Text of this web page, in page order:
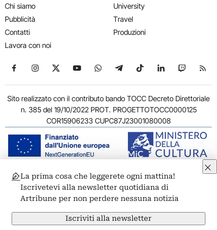
Chi siamo
Pubblicità
Contatti
Lavora con noi
University
Travel
Produzioni
Seguici su Facebook
Seguici su Instagram
Seguici su X
Seguici su YouTube
Seguici su WhatsApp
Seguici su Telegram
Seguici su TikTok
Seguici su
Seguici
Sito realizzato con il contributo bando TOCC Decreto Direttoriale
n. 385 del 19/10/2022 PROT. PROGETTOTOCC0000125
COR15906233 CUPC87J23001080008
© 2011-2026 ARTRIBUNE srl – Corso Vittorio Emanuele II, 287 –
00186 Roma - P.I. 11381581005
Privacy: Responsabile della protezione dei dati personali
ARTRIBUNE srl – Corso Vittorio Emanuele II, 287 – 00186 Roma
Termini e condizioniPrivacy PolicyCookie PolicyCredits
La prima cosa che leggerete ogni mattina!
Iscrivetevi alla newsletter quotidiana di
Artribune per non perdere nessuna notizia
Iscriviti alla newsletter